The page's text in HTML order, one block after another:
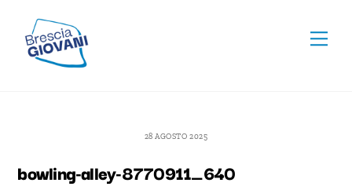
content
28 AGOSTO 2025
bowling-alley-8770911_640